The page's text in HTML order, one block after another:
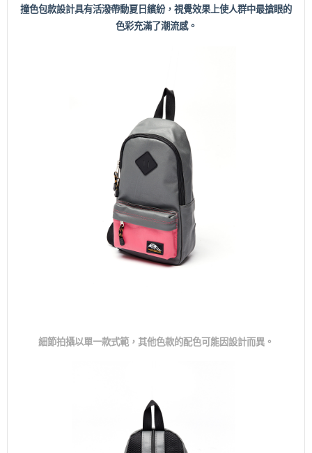
撞色包款設計具有活潑帶動夏日繽紛，視覺效果上使人群中最搶眼的
色彩充滿了潮流感。
細節拍攝以單一款式範，其他色款的配色可能因設計而異。